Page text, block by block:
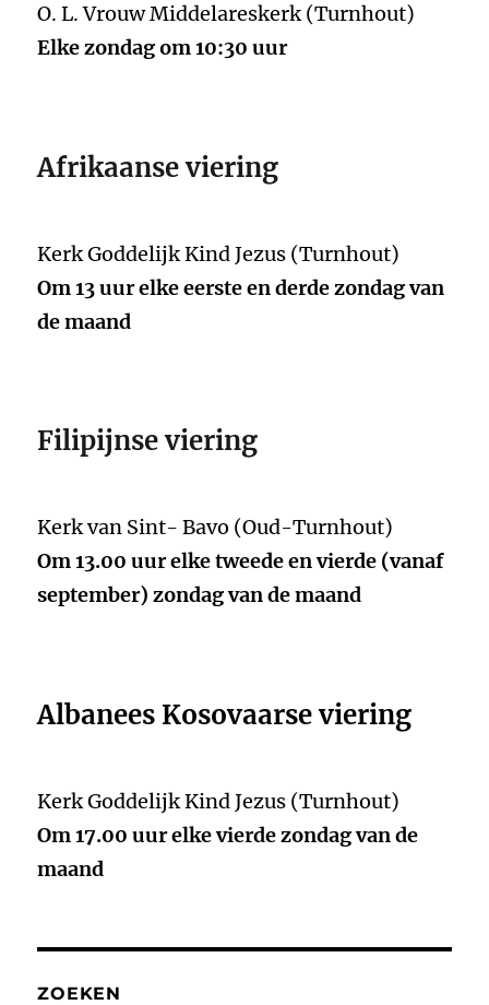
O. L. Vrouw Middelareskerk (Turnhout)
Elke zondag om 10:30 uur
Afrikaanse viering
Kerk Goddelijk Kind Jezus (Turnhout)
Om 13 uur elke eerste en derde zondag van
de maand
Filipijnse viering
Kerk van Sint- Bavo (Oud-Turnhout)
Om 13.00 uur elke tweede en vierde (vanaf
september) zondag van de maand
Albanees Kosovaarse viering
Kerk Goddelijk Kind Jezus (Turnhout)
Om 17.00 uur elke vierde zondag van de
maand
ZOEKEN